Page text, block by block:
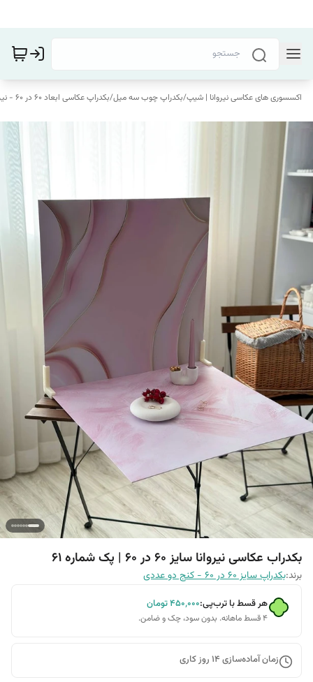
اکسسوری های عکاسی نیروانا | شیپ/بکدراپ چوب سه میل/بکدراپ عکاسی ابعاد 60 در 60 - نیروانا
بکدراب عکاسی نیروانا سایز 60 در 60 | پک شماره 61
برند:بکدراپ سایز 60 در 60 - کنج دو عددی
هر قسط با ترب‌پی:۴۵۰٬۰۰۰تومان
۴ قسط ماهانه. بدون سود، چک و ضامن.
زمان آماده‌سازی 14 روز کاری